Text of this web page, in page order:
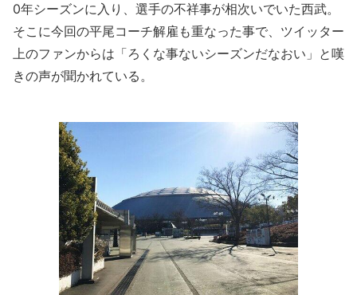
0年シーズンに入り、選手の不祥事が相次いでいた西武。
そこに今回の平尾コーチ解雇も重なった事で、ツイッター
上のファンからは「ろくな事ないシーズンだなおい」と嘆
きの声が聞かれている。